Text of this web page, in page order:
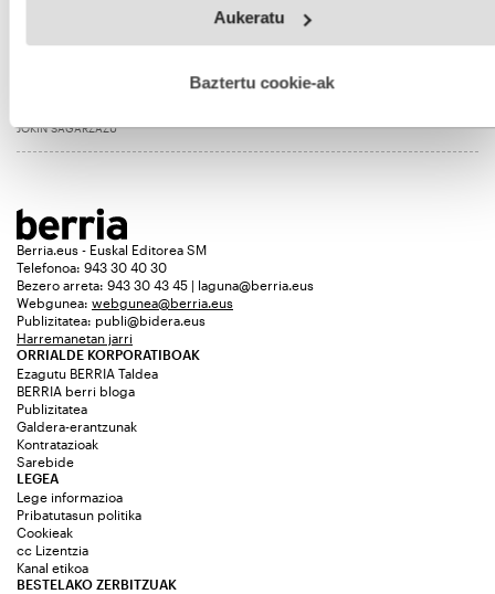
fitxategiak erabiltzen ditu. Zure esperientzia eta zerbitzuak
esplizitua ematen diguzu.Gehiago irakurri
Aukeratu
Baztertu cookie-ak
JOKIN SAGARZAZU
Berria.eus - Euskal Editorea SM
Telefonoa: 943 30 40 30
Bezero arreta: 943 30 43 45 | laguna@berria.eus
Webgunea: webgunea@berria.eus
Publizitatea: publi@bidera.eus
Harremanetan jarri
ORRIALDE KORPORATIBOAK
Ezagutu BERRIA Taldea
BERRIA berri bloga
Publizitatea
Galdera-erantzunak
Kontratazioak
Sarebide
LEGEA
Lege informazioa
Pribatutasun politika
Cookieak
cc Lizentzia
Kanal etikoa
BESTELAKO ZERBITZUAK